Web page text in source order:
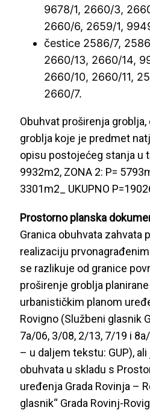
9678/1, 2660/3,
2660/6, 2659/1,
čestice 2586/7,
2660/13, 2660/14,
2660/10, 2660/11,
2660/7.
Obuhvat proširenja
groblja koje je predmet
opisu postojećeg stanja u
9932m2, ZONA 2: P=
3301m2_ UKUPNO
Prostorno planska
Granica obuhvata zahvata
realizaciju
se razlikuje od granice
proširenje groblja
urbanističkim planom
Rovigno (Službeni glasnik
7a/06, 3/08, 2/13, 7/19 i
– u daljem tekstu: GUP),
obuhvata u skladu s
uređenja Grada Rovinja –
glasnik“ Grada Rovinj-